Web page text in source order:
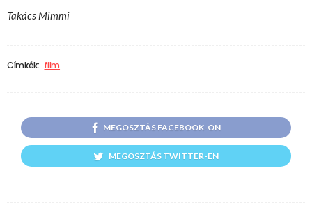
Takács Mimmi
Címkék: film
MEGOSZTÁS FACEBOOK-ON
MEGOSZTÁS TWITTER-EN